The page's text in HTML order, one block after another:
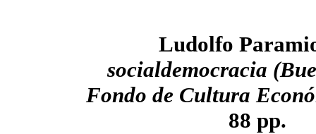
Ludolfo
socialdemocracia
Fondo de Cultura
88 pp.